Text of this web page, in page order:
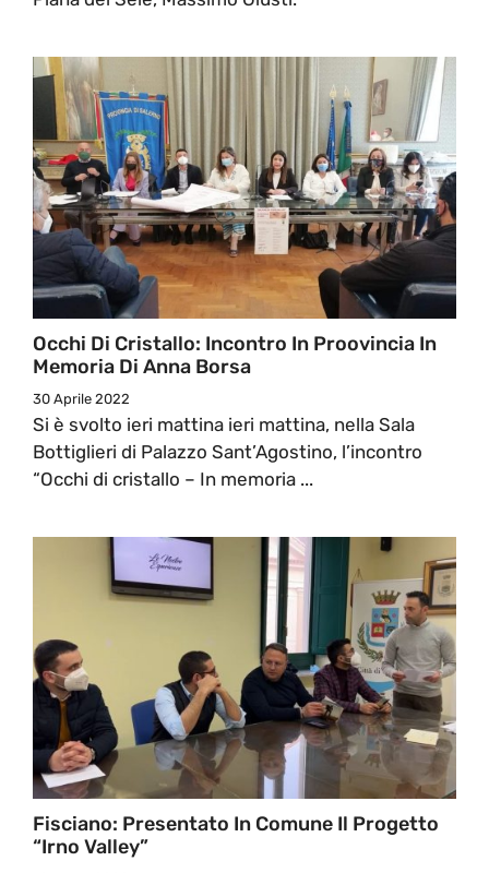
Occhi Di Cristallo: Incontro In Proovincia In
Memoria Di Anna Borsa
30 Aprile 2022
Si è svolto ieri mattina ieri mattina, nella Sala
Bottiglieri di Palazzo Sant’Agostino, l’incontro
“Occhi di cristallo – In memoria ...
Fisciano: Presentato In Comune Il Progetto
“Irno Valley”